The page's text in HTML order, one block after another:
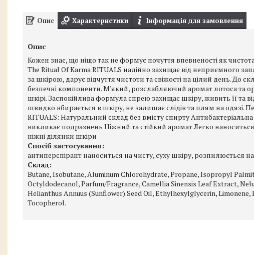
Опис Характеристики Інформація для замовлення
Опис
Кожен знає, що ніщо так не формує почуття впевненості як
The Ritual Of Karma RITUALS надійно захищає від неприємного
за шкірою, дарує відчуття чистоти та свіжості на цілий день. До
безпечні компоненти. М'який, розслабляючий аромат лотоса та
шкірі. Заспокійлива формула спрею захищає шкіру, живить її та
швидко вбирається в шкіру, не залишає слідів та плям на одязі.
RITUALS: Натуральний склад без вмісту спирту
викликає подразнень Ніжний та стійкий аромат Легко
ніжні ділянки шкіри
Спосіб застосування:
антиперспірант наноситься на чисту, суху шкіру, розпилюється на
Склад:
Butane, Isobutane, Aluminum Chlorohydrate, Propane, Isopropyl
Octyldodecanol, Parfum/Fragrance, Camellia Sinensis Leaf Extract,
Helianthus Annuus (Sunflower) Seed Oil, Ethylhexylglycerin,
Tocopherol.